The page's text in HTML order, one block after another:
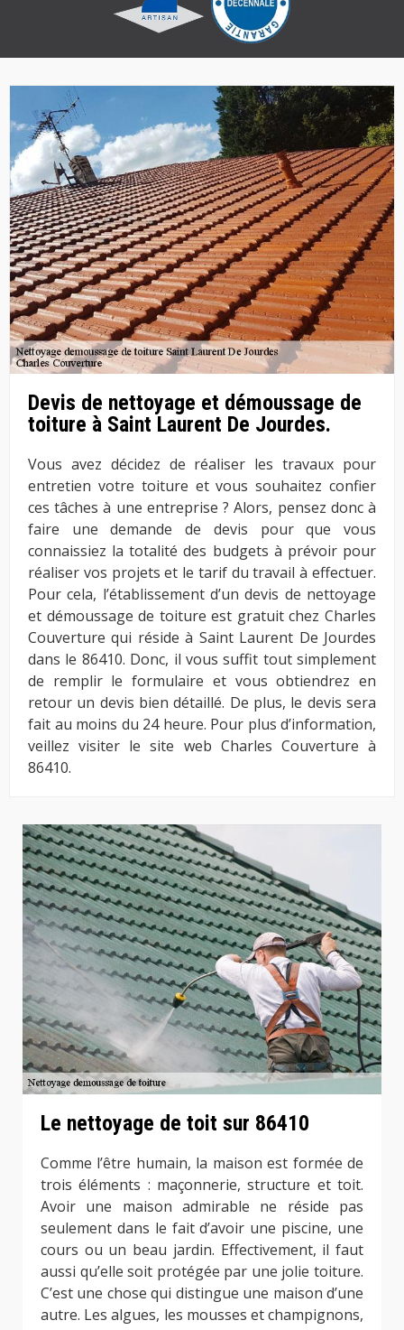
Devis de nettoyage et démoussage de
toiture à Saint Laurent De Jourdes.
Vous avez décidez de réaliser les travaux pour
entretien votre toiture et vous souhaitez confier
ces tâches à une entreprise ? Alors, pensez donc à
faire une demande de devis pour que vous
connaissiez la totalité des budgets à prévoir pour
réaliser vos projets et le tarif du travail à effectuer.
Pour cela, l’établissement d’un devis de nettoyage
et démoussage de toiture est gratuit chez Charles
Couverture qui réside à Saint Laurent De Jourdes
dans le 86410. Donc, il vous suffit tout simplement
de remplir le formulaire et vous obtiendrez en
retour un devis bien détaillé. De plus, le devis sera
fait au moins du 24 heure. Pour plus d’information,
veillez visiter le site web Charles Couverture à
86410.
Le nettoyage de toit sur 86410
Comme l’être humain, la maison est formée de
trois éléments : maçonnerie, structure et toit.
Avoir une maison admirable ne réside pas
seulement dans le fait d’avoir une piscine, une
cours ou un beau jardin. Effectivement, il faut
aussi qu’elle soit protégée par une jolie toiture.
C’est une chose qui distingue une maison d’une
autre. Les algues, les mousses et champignons,